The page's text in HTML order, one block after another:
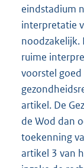
eindstadium
interpretatie
noodzakelijk.
ruime
voorstel
artikel. De
de Wod dan
toekenning
artikel 3 van